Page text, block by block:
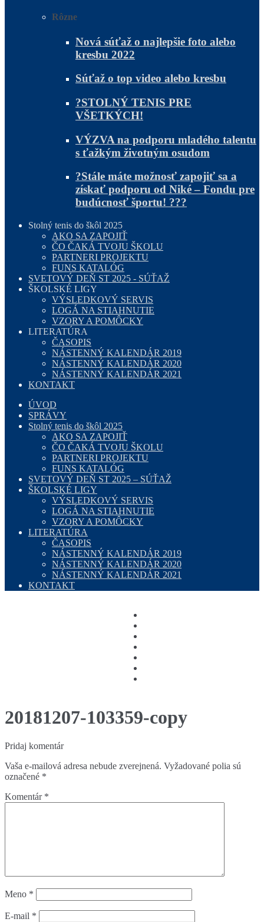
Rôzne
Nová súťaž o najlepšie foto alebo
kresbu 2022
Súťaž o top video alebo kresbu
?STOLNÝ TENIS PRE
VŠETKÝCH!
VÝZVA na podporu mladého talentu
s ťažkým životným osudom
?Stále máte možnosť zapojiť sa a
získať podporu od Niké – Fondu pre
budúcnosť športu! ???
Stolný tenis do škôl 2025
AKO SA ZAPOJIŤ
ČO ČAKÁ TVOJU ŠKOLU
PARTNERI PROJEKTU
FUNS KATALÓG
SVETOVÝ DEŇ ST 2025 - SÚŤAŽ
ŠKOLSKÉ LIGY
VÝSLEDKOVÝ SERVIS
LOGÁ NA STIAHNUTIE
VZORY A POMÔCKY
LITERATÚRA
ČASOPIS
NÁSTENNÝ KALENDÁR 2019
NÁSTENNÝ KALENDÁR 2020
NÁSTENNÝ KALENDÁR 2021
KONTAKT
ÚVOD
SPRÁVY
Stolný tenis do škôl 2025
AKO SA ZAPOJIŤ
ČO ČAKÁ TVOJU ŠKOLU
PARTNERI PROJEKTU
FUNS KATALÓG
SVETOVÝ DEŇ ST 2025 – SÚŤAŽ
ŠKOLSKÉ LIGY
VÝSLEDKOVÝ SERVIS
LOGÁ NA STIAHNUTIE
VZORY A POMÔCKY
LITERATÚRA
ČASOPIS
NÁSTENNÝ KALENDÁR 2019
NÁSTENNÝ KALENDÁR 2020
NÁSTENNÝ KALENDÁR 2021
KONTAKT
20181207-103359-copy
Pridaj komentár
Vaša e-mailová adresa nebude zverejnená. Vyžadované polia sú
označené *
Komentár *
Meno *
E-mail *